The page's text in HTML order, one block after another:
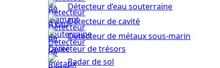
Détecteur d’eau souterraine
Détecteur de cavité
Détecteur de métaux sous-marin
Détecteur de trésors
Radar de sol